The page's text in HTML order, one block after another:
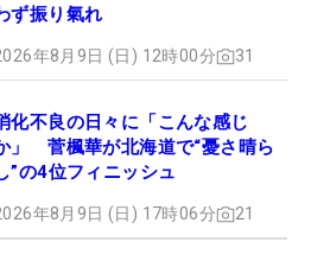
ず振り氣れ
年8月9日 (日) 12時00分 31
化不良の日々に「こんな感じ
」 菅楓華が北海道で“憂さ晴ら
”の4位フィニッシュ
年8月9日 (日) 17時06分 21